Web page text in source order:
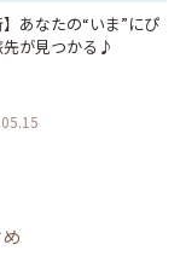
】あなたの“いま”にぴ
先が見つかる♪